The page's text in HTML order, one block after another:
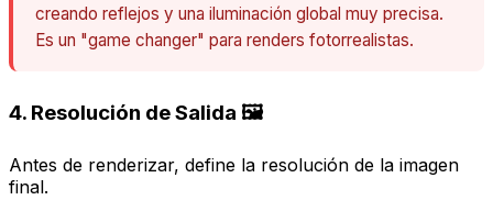
creando reflejos y una iluminación global muy precisa.
Es un "game changer" para renders fotorrealistas.
4. Resolución de Salida 🖼️
Antes de renderizar, define la resolución de la imagen
final.